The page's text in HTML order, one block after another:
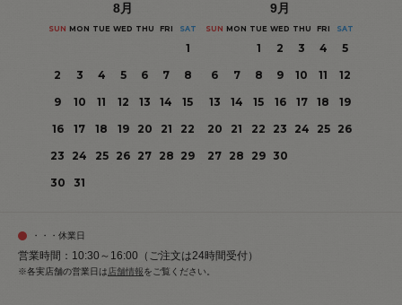
8月
SUN MON TUE WED THU FRI SAT
1
2
3 4 5 6 7
8
9
10 11 12 13 14
15
16
17 18 19 20 21
22
23
24 25 26 27 28 29
30
31
9月
SUN MON TUE WED THU FRI SAT
1 2 3 4
5
6
7 8 9 10 11
12
13
14 15 16 17 18
19
20
21 22 23 24 25
26
27 28 29 30
・・・休業日
営業時間：10:30～16:00（ご注文は24時間受付）
※各実店舗の営業日は 店舗情報をご覧ください。